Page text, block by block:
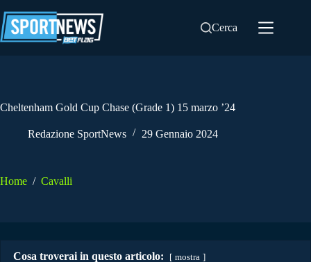
al
contenuto
Cerca
Cheltenham Gold Cup Chase (Grade 1) 15 marzo ’24
Redazione SportNews 29 Gennaio 2024
Home / Cavalli
Cosa troverai in questo articolo: mostra